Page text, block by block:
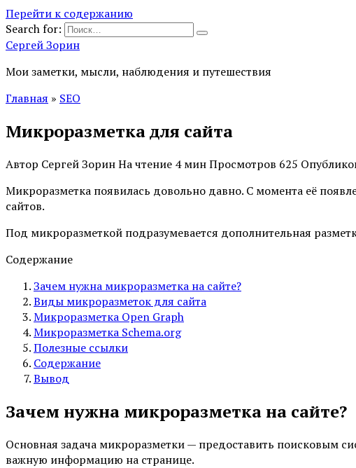
Перейти к содержанию
Search for:
Сергей Зорин
Мои заметки, мысли, наблюдения и путешествия
Главная » SEO
Микроразметка для сайта
Автор Сергей ЗоринНа чтение 4 минПросмотров 625
Микроразметка появилась довольно давно. С момента её
сайтов.
Под микроразметкой подразумевается дополнительная
Содержание
Зачем нужна микроразметка на сайте?
Виды микроразметок для сайта
Микроразметка Open Graph
Микроразметка Schema.org
Полезные ссылки
Содержание
Вывод
Зачем нужна микроразметка на сайте?
Основная задача микроразметки — предоставить поисковым
важную информацию на странице.